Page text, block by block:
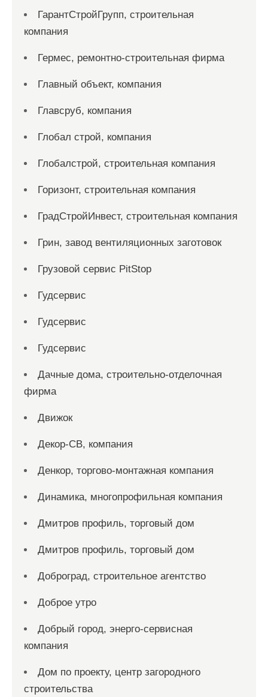
ГарантСтройГрупп, строительная
компания
Гермес, ремонтно-строительная фирма
Главный объект, компания
Главсруб, компания
Глобал строй, компания
Глобалстрой, строительная компания
Горизонт, строительная компания
ГрадСтройИнвест, строительная компания
Грин, завод вентиляционных заготовок
Грузовой сервис PitStop
Гудсервис
Гудсервис
Гудсервис
Дачные дома, строительно-отделочная
фирма
Движок
Декор-СВ, компания
Денкор, торгово-монтажная компания
Динамика, многопрофильная компания
Дмитров профиль, торговый дом
Дмитров профиль, торговый дом
Доброград, строительное агентство
Доброе утро
Добрый город, энерго-сервисная
компания
Дом по проекту, центр загородного
строительства